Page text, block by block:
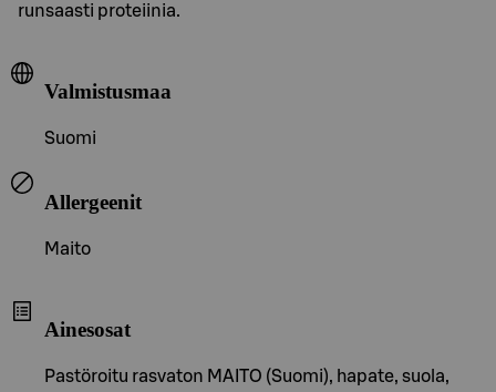
runsaasti proteiinia.
Valmistusmaa
Suomi
Allergeenit
Maito
Ainesosat
Pastöroitu rasvaton MAITO (Suomi), hapate, suola,